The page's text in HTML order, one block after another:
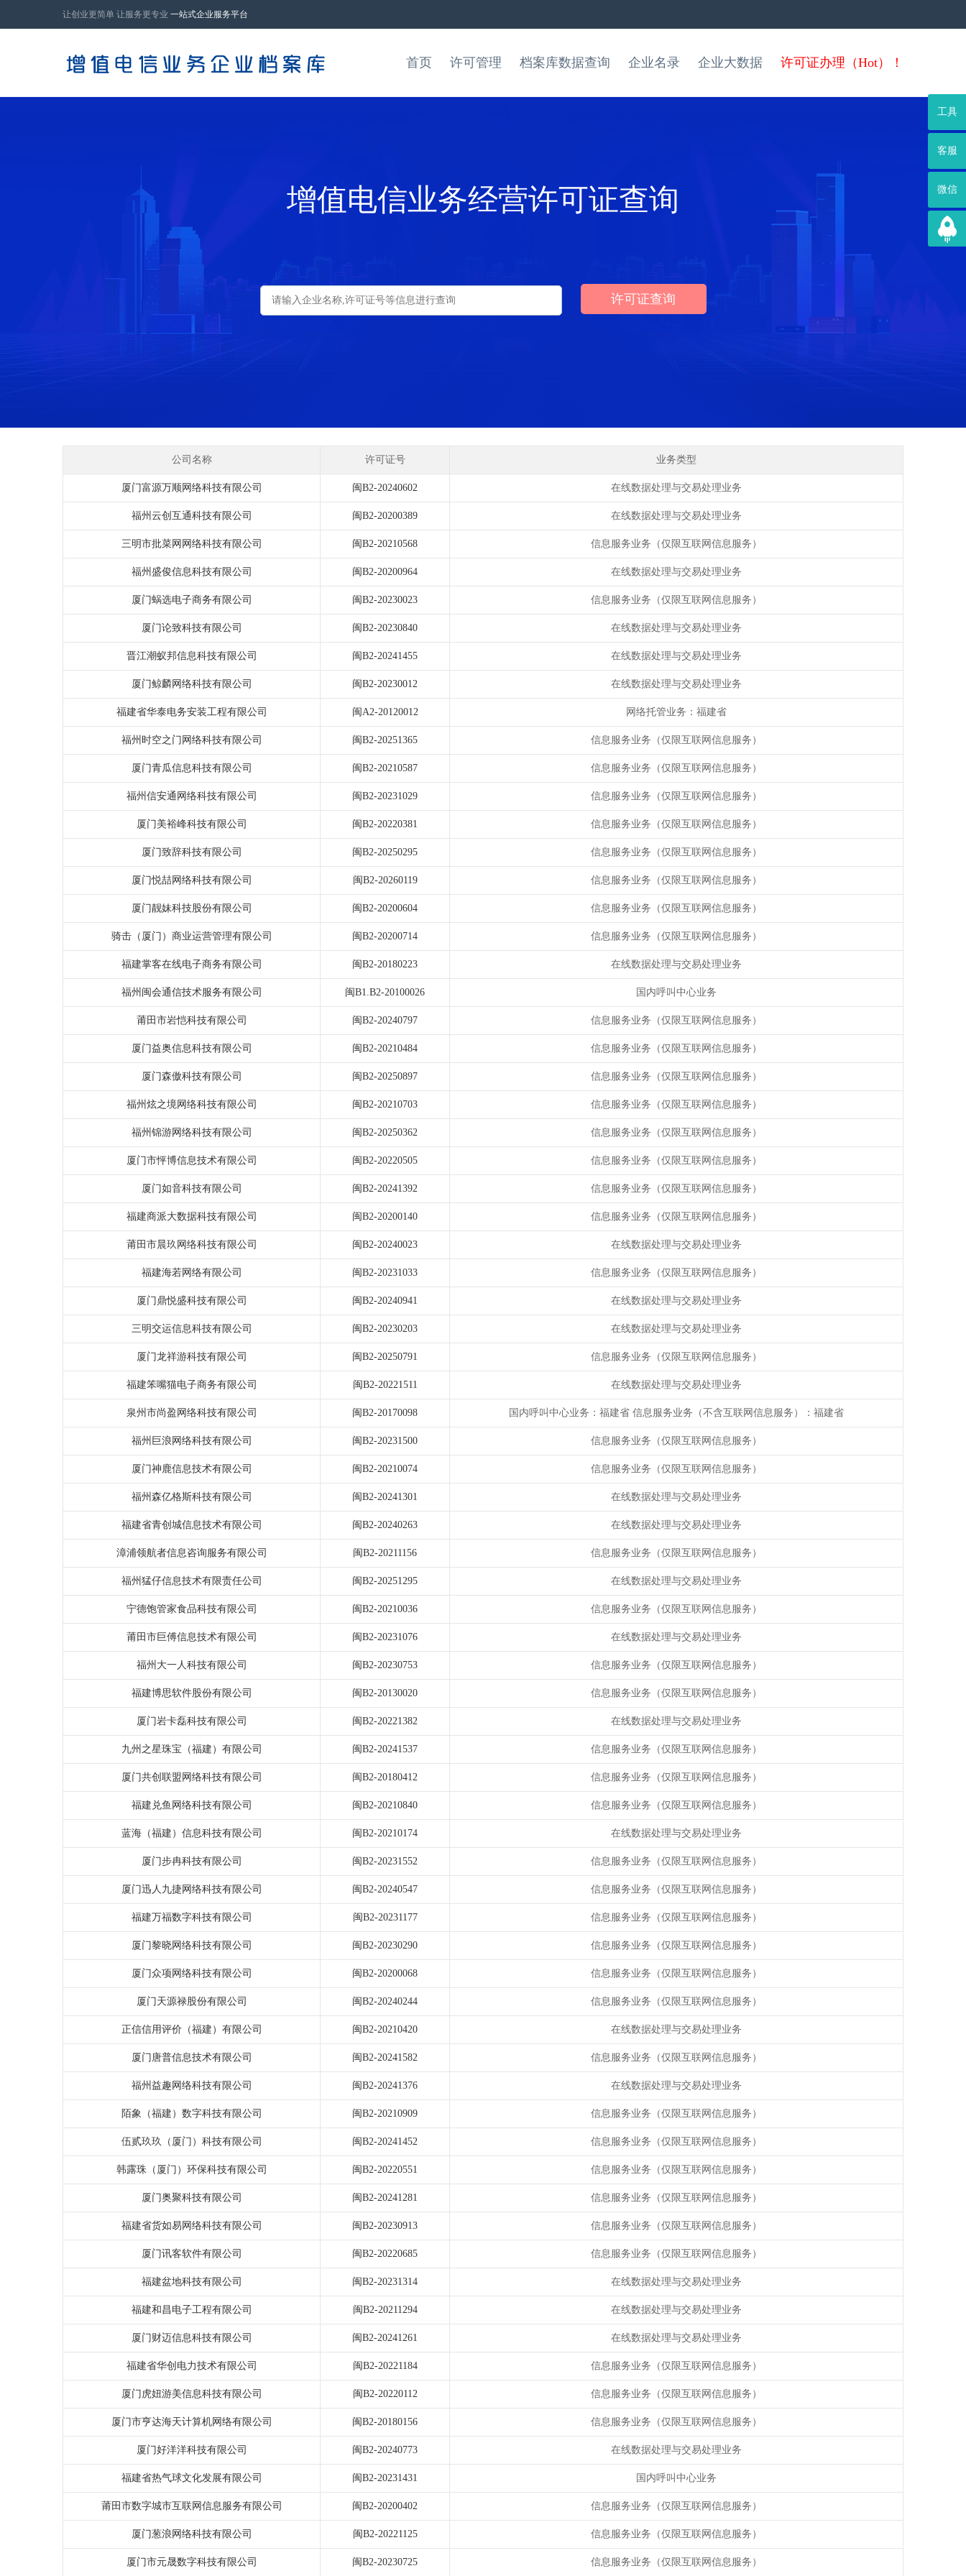
让创业更简单 让服务更专业 一站式企业服务平台
许可证办理（Hot）！
企业大数据
企业名录
档案库数据查询
许可管理
首页
增值电信业务经营许可证查询
公司名称 许可证号 业务类型
厦门富源万顺网络科技有限公司 闽B2-20240602 在线数据处理与交易处理业务
福州云创互通科技有限公司 闽B2-20200389 在线数据处理与交易处理业务
三明市批菜网网络科技有限公司 闽B2-20210568 信息服务业务（仅限互联网信息服务）
福州盛俊信息科技有限公司 闽B2-20200964 在线数据处理与交易处理业务
厦门蜗选电子商务有限公司 闽B2-20230023 信息服务业务（仅限互联网信息服务）
厦门论致科技有限公司 闽B2-20230840 在线数据处理与交易处理业务
晋江潮蚁邦信息科技有限公司 闽B2-20241455 在线数据处理与交易处理业务
厦门鲸麟网络科技有限公司 闽B2-20230012 在线数据处理与交易处理业务
福建省华泰电务安装工程有限公司 闽A2-20120012 网络托管业务：福建省
福州时空之门网络科技有限公司 闽B2-20251365 信息服务业务（仅限互联网信息服务）
厦门青瓜信息科技有限公司 闽B2-20210587 信息服务业务（仅限互联网信息服务）
福州信安通网络科技有限公司 闽B2-20231029 信息服务业务（仅限互联网信息服务）
厦门美裕峰科技有限公司 闽B2-20220381 信息服务业务（仅限互联网信息服务）
厦门致辞科技有限公司 闽B2-20250295 信息服务业务（仅限互联网信息服务）
厦门悦喆网络科技有限公司 闽B2-20260119 信息服务业务（仅限互联网信息服务）
厦门靓妹科技股份有限公司 闽B2-20200604 信息服务业务（仅限互联网信息服务）
骑击（厦门）商业运营管理有限公司 闽B2-20200714 信息服务业务（仅限互联网信息服务）
福建掌客在线电子商务有限公司 闽B2-20180223 在线数据处理与交易处理业务
福州闽会通信技术服务有限公司 闽B1.B2-20100026 国内呼叫中心业务
莆田市岩恺科技有限公司 闽B2-20240797 信息服务业务（仅限互联网信息服务）
厦门益奥信息科技有限公司 闽B2-20210484 信息服务业务（仅限互联网信息服务）
厦门森傲科技有限公司 闽B2-20250897 信息服务业务（仅限互联网信息服务）
福州炫之境网络科技有限公司 闽B2-20210703 信息服务业务（仅限互联网信息服务）
福州锦游网络科技有限公司 闽B2-20250362 信息服务业务（仅限互联网信息服务）
厦门市怦博信息技术有限公司 闽B2-20220505 信息服务业务（仅限互联网信息服务）
厦门如音科技有限公司 闽B2-20241392 信息服务业务（仅限互联网信息服务）
福建商派大数据科技有限公司 闽B2-20200140 信息服务业务（仅限互联网信息服务）
莆田市晨玖网络科技有限公司 闽B2-20240023 在线数据处理与交易处理业务
福建海若网络有限公司 闽B2-20231033 信息服务业务（仅限互联网信息服务）
厦门鼎悦盛科技有限公司 闽B2-20240941 在线数据处理与交易处理业务
三明交运信息科技有限公司 闽B2-20230203 在线数据处理与交易处理业务
厦门龙祥游科技有限公司 闽B2-20250791 信息服务业务（仅限互联网信息服务）
福建笨嘴猫电子商务有限公司 闽B2-20221511 在线数据处理与交易处理业务
泉州市尚盈网络科技有限公司 闽B2-20170098 国内呼叫中心业务：福建省 信息服务业务（不含互联网信息服务）：福建省
福州巨浪网络科技有限公司 闽B2-20231500 信息服务业务（仅限互联网信息服务）
厦门神鹿信息技术有限公司 闽B2-20210074 信息服务业务（仅限互联网信息服务）
福州森亿格斯科技有限公司 闽B2-20241301 在线数据处理与交易处理业务
福建省青创城信息技术有限公司 闽B2-20240263 在线数据处理与交易处理业务
漳浦领航者信息咨询服务有限公司 闽B2-20211156 信息服务业务（仅限互联网信息服务）
福州猛仔信息技术有限责任公司 闽B2-20251295 在线数据处理与交易处理业务
宁德饱管家食品科技有限公司 闽B2-20210036 信息服务业务（仅限互联网信息服务）
莆田市巨傅信息技术有限公司 闽B2-20231076 在线数据处理与交易处理业务
福州大一人科技有限公司 闽B2-20230753 信息服务业务（仅限互联网信息服务）
福建博思软件股份有限公司 闽B2-20130020 信息服务业务（仅限互联网信息服务）
厦门岩卡磊科技有限公司 闽B2-20221382 在线数据处理与交易处理业务
九州之星珠宝（福建）有限公司 闽B2-20241537 信息服务业务（仅限互联网信息服务）
厦门共创联盟网络科技有限公司 闽B2-20180412 信息服务业务（仅限互联网信息服务）
福建兑鱼网络科技有限公司 闽B2-20210840 信息服务业务（仅限互联网信息服务）
蓝海（福建）信息科技有限公司 闽B2-20210174 在线数据处理与交易处理业务
厦门步冉科技有限公司 闽B2-20231552 信息服务业务（仅限互联网信息服务）
厦门迅人九捷网络科技有限公司 闽B2-20240547 信息服务业务（仅限互联网信息服务）
福建万福数字科技有限公司 闽B2-20231177 信息服务业务（仅限互联网信息服务）
厦门黎晓网络科技有限公司 闽B2-20230290 信息服务业务（仅限互联网信息服务）
厦门众项网络科技有限公司 闽B2-20200068 信息服务业务（仅限互联网信息服务）
厦门天源禄股份有限公司 闽B2-20240244 信息服务业务（仅限互联网信息服务）
正信信用评价（福建）有限公司 闽B2-20210420 在线数据处理与交易处理业务
厦门唐普信息技术有限公司 闽B2-20241582 信息服务业务（仅限互联网信息服务）
福州益趣网络科技有限公司 闽B2-20241376 在线数据处理与交易处理业务
陌象（福建）数字科技有限公司 闽B2-20210909 信息服务业务（仅限互联网信息服务）
伍贰玖玖（厦门）科技有限公司 闽B2-20241452 信息服务业务（仅限互联网信息服务）
韩露珠（厦门）环保科技有限公司 闽B2-20220551 信息服务业务（仅限互联网信息服务）
厦门奥聚科技有限公司 闽B2-20241281 信息服务业务（仅限互联网信息服务）
福建省货如易网络科技有限公司 闽B2-20230913 信息服务业务（仅限互联网信息服务）
厦门讯客软件有限公司 闽B2-20220685 信息服务业务（仅限互联网信息服务）
福建盆地科技有限公司 闽B2-20231314 在线数据处理与交易处理业务
福建和昌电子工程有限公司 闽B2-20211294 在线数据处理与交易处理业务
厦门财迈信息科技有限公司 闽B2-20241261 在线数据处理与交易处理业务
福建省华创电力技术有限公司 闽B2-20221184 信息服务业务（仅限互联网信息服务）
厦门虎妞游美信息科技有限公司 闽B2-20220112 信息服务业务（仅限互联网信息服务）
厦门市亨达海天计算机网络有限公司 闽B2-20180156 信息服务业务（仅限互联网信息服务）
厦门好洋洋科技有限公司 闽B2-20240773 在线数据处理与交易处理业务
福建省热气球文化发展有限公司 闽B2-20231431 国内呼叫中心业务
莆田市数字城市互联网信息服务有限公司 闽B2-20200402 信息服务业务（仅限互联网信息服务）
厦门葱浪网络科技有限公司 闽B2-20221125 信息服务业务（仅限互联网信息服务）
厦门市元晟数字科技有限公司 闽B2-20230725 信息服务业务（仅限互联网信息服务）
工具
客服
微信